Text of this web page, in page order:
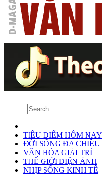
TIÊU ĐIỂM HÔM NAY
ĐỜI SỐNG ĐA CHIỀU
VĂN HÓA GIẢI TRÍ
THẾ GIỚI ĐIỆN ẢNH
NHỊP SỐNG KINH TẾ